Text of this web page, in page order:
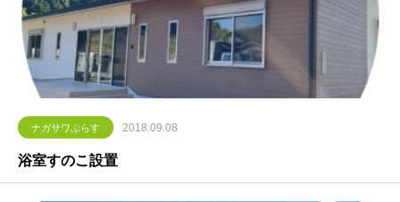
ナガサワぷらす 2018.09.08
浴室すのこ設置